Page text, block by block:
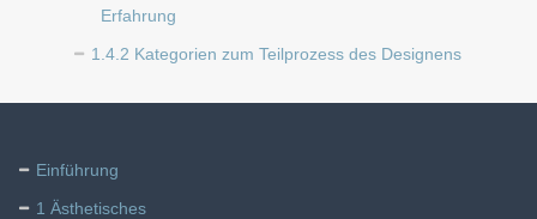
Erfahrung
1.4.2 Kategorien zum Teilprozess des Designens
Einführung
1 Ästhetisches